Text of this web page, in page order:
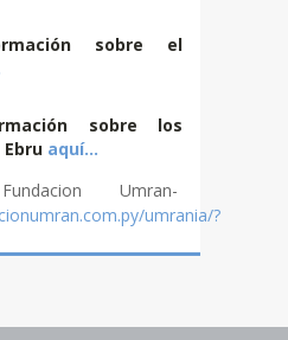
sobre el
sobre los
aquí…
Umran-
umrania/?